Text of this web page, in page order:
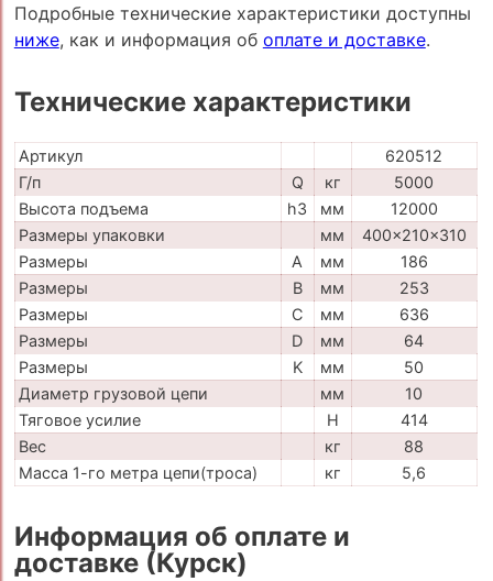
Подробные технические характеристики доступны
ниже, как и информация об оплате и доставке.
Технические характеристики
Артикул
620512
Г/п
Q кг
5000
Высота подъема
h3 мм
12000
Размеры упаковки
мм
400x210x310
Размеры
A мм
186
Размеры
B мм
253
Размеры
C мм
636
Размеры
D мм
64
Размеры
K мм
50
Диаметр грузовой цепи
мм
10
Тяговое усилие
H
414
Вес
кг
88
Масса 1-го метра цепи(троса)
кг 5,6
Информация об оплате и
доставке (Курск)